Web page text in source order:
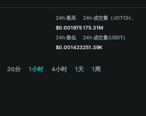
24h 最高
$0.001975
24h 最低
$0.001423
24h 成交量（JOTCHUA）
175.31M
24h 成交量(USDT)
251.39K
30分 1小时 4小时 1天 1周